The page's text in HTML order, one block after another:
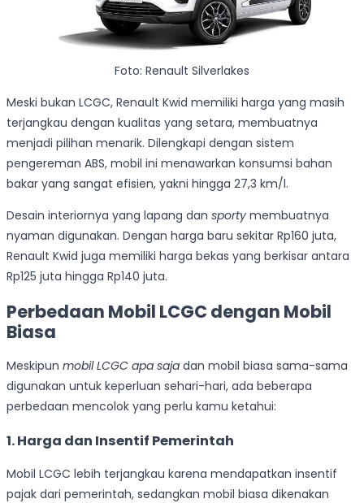
Foto: Renault Silverlakes
Meski bukan LCGC, Renault Kwid memiliki harga yang masih
terjangkau dengan kualitas yang setara, membuatnya
menjadi pilihan menarik. Dilengkapi dengan sistem
pengereman ABS, mobil ini menawarkan konsumsi bahan
bakar yang sangat efisien, yakni hingga 27,3 km/l.
Desain interiornya yang lapang dan sporty membuatnya
nyaman digunakan. Dengan harga baru sekitar Rp160 juta,
Renault Kwid juga memiliki harga bekas yang berkisar antara
Rp125 juta hingga Rp140 juta.
Perbedaan Mobil LCGC dengan Mobil
Biasa
Meskipun mobil LCGC apa saja dan mobil biasa sama-sama
digunakan untuk keperluan sehari-hari, ada beberapa
perbedaan mencolok yang perlu kamu ketahui:
1.Harga dan Insentif Pemerintah
Mobil LCGC lebih terjangkau karena mendapatkan insentif
pajak dari pemerintah, sedangkan mobil biasa dikenakan